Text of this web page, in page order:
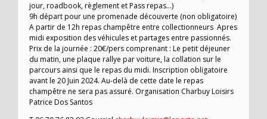
jour, roadbook, règlement et Pass repas…)
9h départ pour une promenade découverte (non obligatoire)
A partir de 12h repas champêtre entre collectionneurs Apres
midi exposition des véhicules et partages entre passionnés.
Prix de la journée : 20€/pers comprenant : Le petit déjeuner
du matin, une plaque rallye par voiture, la collation sur le
parcours ainsi que le repas du midi. Inscription obligatoire
avant le 20 Juin 2024. Au-delà de cette date le repas
champêtre ne sera pas assuré. Organisation Charbuy Loisirs
Patrice Dos Santos